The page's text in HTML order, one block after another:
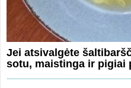
Jei atsivalgėte
sotu, maistinga ir pigiai